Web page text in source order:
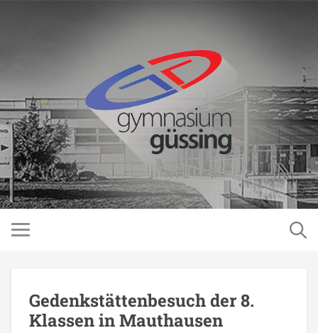
Gedenkstättenbesuch der 8.
Klassen in Mauthausen